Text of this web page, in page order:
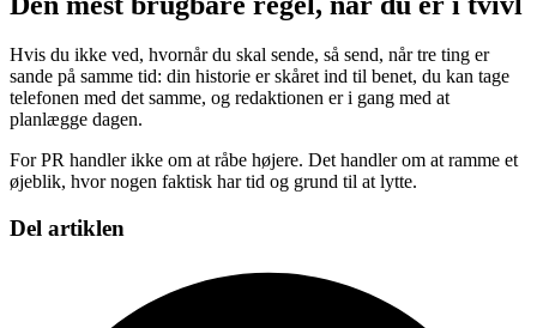
Hvis du ikke ved, hvornår du skal sende, så send, når tre ting er
sande på samme tid: din historie er skåret ind til benet, du kan tage
telefonen med det samme, og redaktionen er i gang med at
planlægge dagen.
For PR handler ikke om at råbe højere. Det handler om at ramme et
øjeblik, hvor nogen faktisk har tid og grund til at lytte.
Del artiklen